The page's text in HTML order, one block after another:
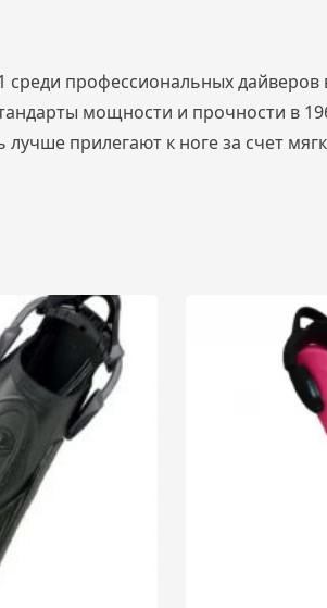
профессиональных
мощности и прочности в
прилегают к ноге за счет